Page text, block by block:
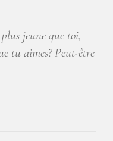
jeune que toi,
tu aimes? Peut-être